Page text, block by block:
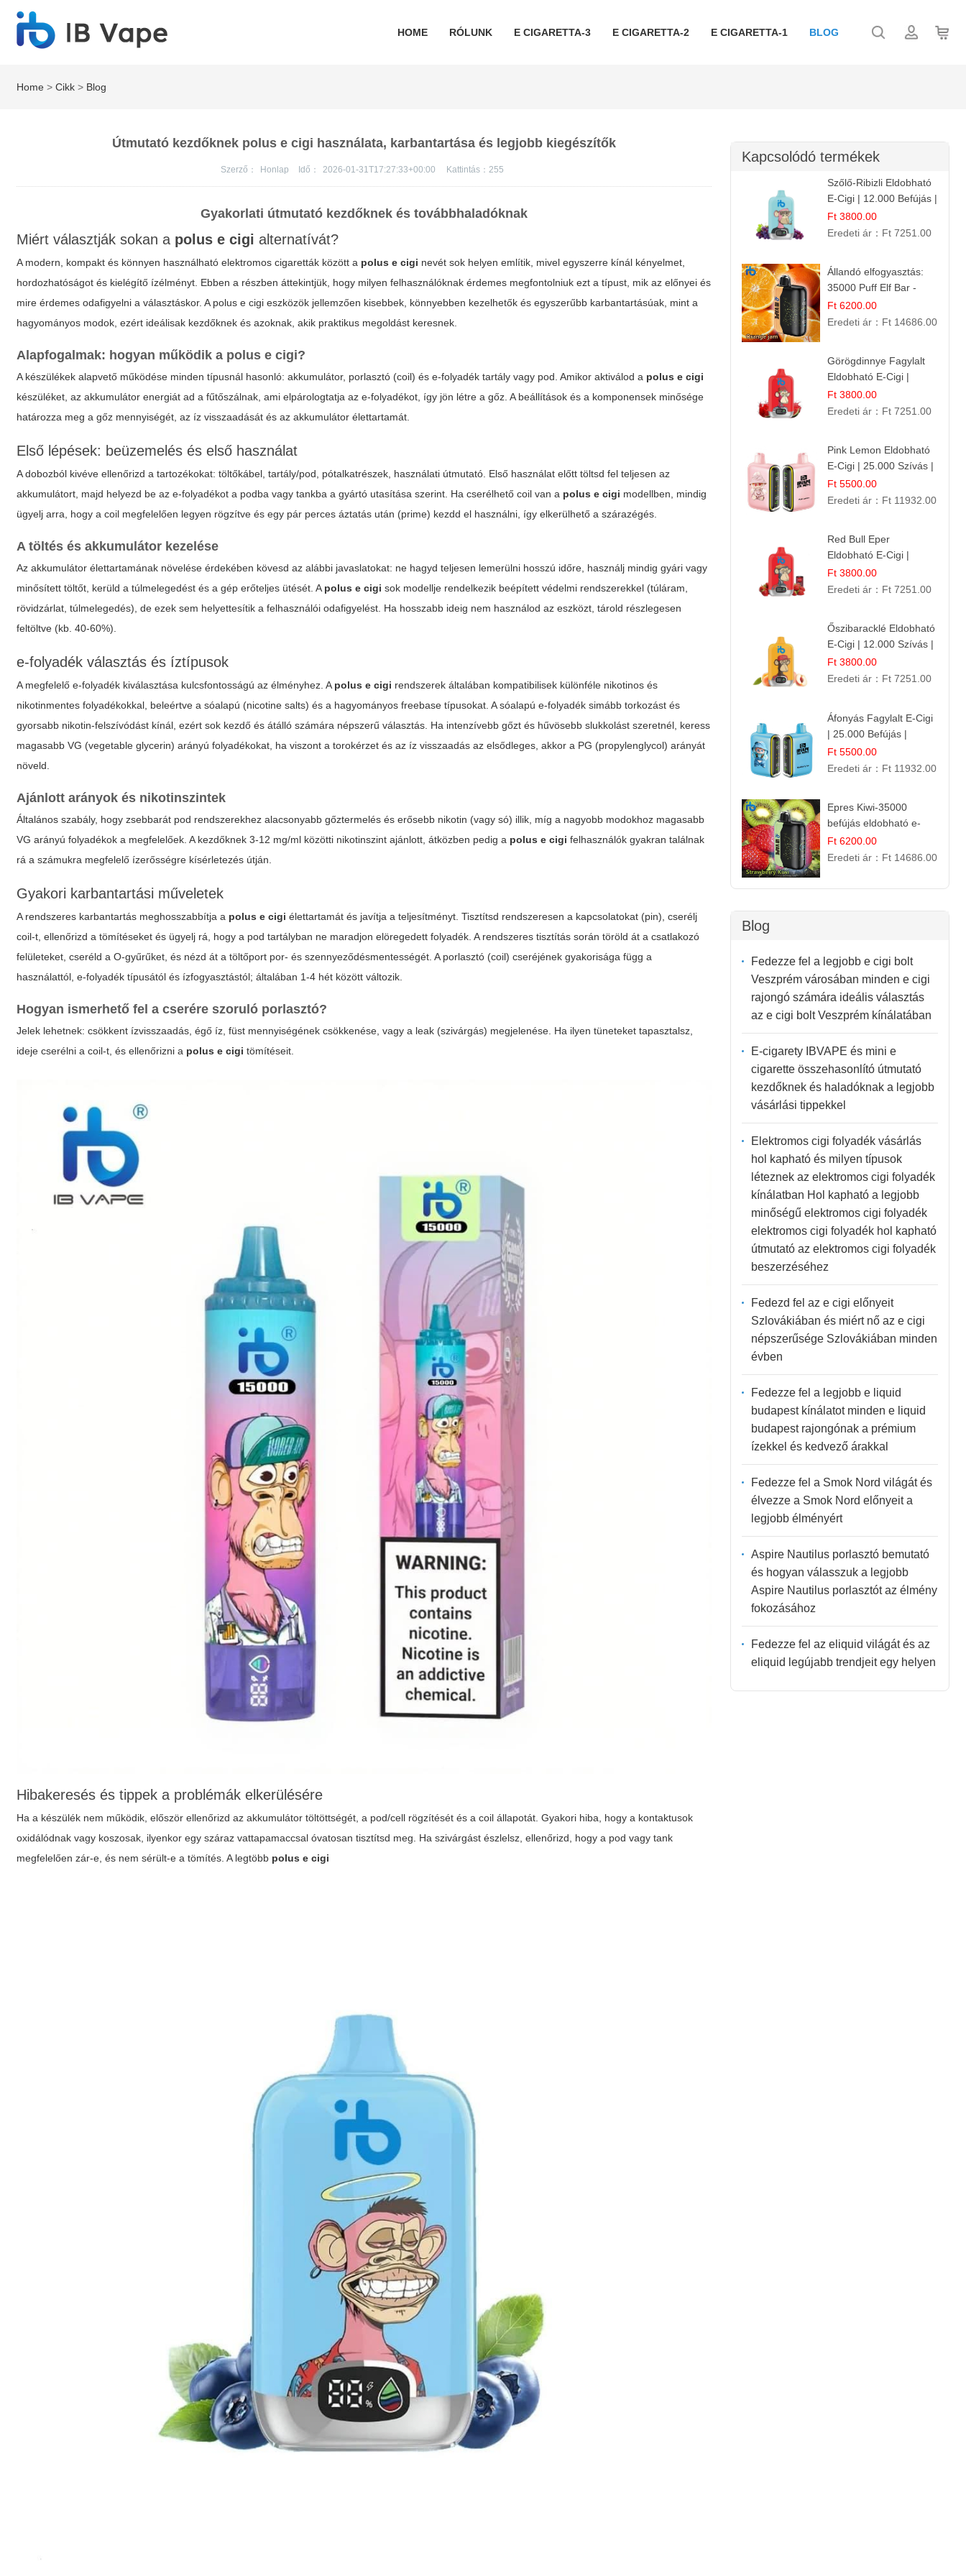
HOME RÓLUNK E CIGARETTA-3 E CIGARETTA-2 E CIGARETTA-1 BLOG
Home >Cikk > Blog
Útmutató kezdőknek polus e cigi használata, karbantartása és legjobb kiegészítők
Szerző： Honlap Idő： 2026-01-31T17:27:33+00:00 Kattintás：255
Gyakorlati útmutató kezdőknek és továbbhaladóknak
Miért választják sokan a polus e cigi alternatívát?
A modern, kompakt és könnyen használható elektromos cigaretták között a polus e cigi nevét sok helyen említik, mivel egyszerre kínál kényelmet,
hordozhatóságot és kielégítő ízélményt. Ebben a részben áttekintjük, hogy milyen felhasználóknak érdemes megfontolniuk ezt a típust, mik az előnyei és
mire érdemes odafigyelni a választáskor. A polus e cigi eszközök jellemzően kisebbek, könnyebben kezelhetők és egyszerűbb karbantartásúak, mint a
hagyományos modok, ezért ideálisak kezdőknek és azoknak, akik praktikus megoldást keresnek.
Alapfogalmak: hogyan működik a polus e cigi?
A készülékek alapvető működése minden típusnál hasonló: akkumulátor, porlasztó (coil) és e-folyadék tartály vagy pod. Amikor aktiválod a polus e cigi
készüléket, az akkumulátor energiát ad a fűtőszálnak, ami elpárologtatja az e-folyadékot, így jön létre a gőz. A beállítások és a komponensek minősége
határozza meg a gőz mennyiségét, az íz visszaadását és az akkumulátor élettartamát.
Első lépések: beüzemelés és első használat
A dobozból kivéve ellenőrizd a tartozékokat: töltőkábel, tartály/pod, pótalkatrészek, használati útmutató. Első használat előtt töltsd fel teljesen az
akkumulátort, majd helyezd be az e-folyadékot a podba vagy tankba a gyártó utasítása szerint. Ha cserélhető coil van a polus e cigi modellben, mindig
ügyelj arra, hogy a coil megfelelően legyen rögzítve és egy pár perces áztatás után (prime) kezdd el használni, így elkerülhető a szárazégés.
A töltés és akkumulátor kezelése
Az akkumulátor élettartamának növelése érdekében kövesd az alábbi javaslatokat: ne hagyd teljesen lemerülni hosszú időre, használj mindig gyári vagy
minősített töltőt, kerüld a túlmelegedést és a gép erőteljes ütését. A polus e cigi sok modellje rendelkezik beépített védelmi rendszerekkel (túláram,
rövidzárlat, túlmelegedés), de ezek sem helyettesítik a felhasználói odafigyelést. Ha hosszabb ideig nem használod az eszközt, tárold részlegesen
feltöltve (kb. 40-60%).
e-folyadék választás és íztípusok
A megfelelő e-folyadék kiválasztása kulcsfontosságú az élményhez. A polus e cigi rendszerek általában kompatibilisek különféle nikotinos és
nikotinmentes folyadékokkal, beleértve a sóalapú (nicotine salts) és a hagyományos freebase típusokat. A sóalapú e-folyadék simább torkozást és
gyorsabb nikotin-felszívódást kínál, ezért sok kezdő és átálló számára népszerű választás. Ha intenzívebb gőzt és hűvösebb slukkolást szeretnél, keress
magasabb VG (vegetable glycerin) arányú folyadékokat, ha viszont a torokérzet és az íz visszaadás az elsődleges, akkor a PG (propylenglycol) arányát
növeld.
Ajánlott arányok és nikotinszintek
Általános szabály, hogy zsebbarát pod rendszerekhez alacsonyabb gőztermelés és erősebb nikotin (vagy só) illik, míg a nagyobb modokhoz magasabb
VG arányú folyadékok a megfelelőek. A kezdőknek 3-12 mg/ml közötti nikotinszint ajánlott, átközben pedig a polus e cigi felhasználók gyakran találnak
rá a számukra megfelelő ízerősségre kísérletezés útján.
Gyakori karbantartási műveletek
A rendszeres karbantartás meghosszabbítja a polus e cigi élettartamát és javítja a teljesítményt. Tisztítsd rendszeresen a kapcsolatokat (pin), cserélj
coil-t, ellenőrizd a tömítéseket és ügyelj rá, hogy a pod tartályban ne maradjon elöregedett folyadék. A rendszeres tisztítás során töröld át a csatlakozó
felületeket, cseréld a O-gyűrűket, és nézd át a töltőport por- és szennyeződésmentességét. A porlasztó (coil) cseréjének gyakorisága függ a
használattól, e-folyadék típusától és ízfogyasztástól; általában 1-4 hét között változik.
Hogyan ismerhető fel a cserére szoruló porlasztó?
Jelek lehetnek: csökkent ízvisszaadás, égő íz, füst mennyiségének csökkenése, vagy a leak (szivárgás) megjelenése. Ha ilyen tüneteket tapasztalsz,
ideje cserélni a coil-t, és ellenőrizni a polus e cigi tömítéseit.
Hibakeresés és tippek a problémák elkerülésére
Ha a készülék nem működik, először ellenőrizd az akkumulátor töltöttségét, a pod/cell rögzítését és a coil állapotát. Gyakori hiba, hogy a kontaktusok
oxidálódnak vagy koszosak, ilyenkor egy száraz vattapamaccsal óvatosan tisztítsd meg. Ha szivárgást észlelsz, ellenőrizd, hogy a pod vagy tank
megfelelően zár-e, és nem sérült-e a tömítés. A legtöbb polus e cigi
Kapcsolódó termékek
Szőlő-Ribizli Eldobható
E-Cigi | 12.000 Befújás |
Friss Gyümölcs Íz
Ft 3800.00
Eredeti ár： Ft 7251.00
Állandó elfogyasztás:
35000 Puff Elf Bar -
Narancslekvár íz
Ft 6200.00
Eredeti ár： Ft 14686.00
Görögdinnye Fagylalt
Eldobható E-Cigi |
12.000 Szívás | Édes
Vízidín Íz
Ft 3800.00
Eredeti ár： Ft 7251.00
Pink Lemon Eldobható
E-Cigi | 25.000 Szívás |
Rózsaszín Citrom Íz
Ft 5500.00
Eredeti ár： Ft 11932.00
Red Bull Eper
Eldobható E-Cigi |
Energiaital Íz | Készülék
Használat
Ft 3800.00
Eredeti ár： Ft 7251.00
Őszibaracklé Eldobható
E-Cigi | 12.000 Szívás |
Frissítő Barack Íz
Ft 3800.00
Eredeti ár： Ft 7251.00
Áfonyás Fagylalt E-Cigi
| 25.000 Befújás |
Eldobható E-Cigaretta
Ft 5500.00
Eredeti ár： Ft 11932.00
Epres Kiwi-35000
befújás eldobható e-
cigaretta
Ft 6200.00
Eredeti ár： Ft 14686.00
Blog
Fedezze fel a legjobb e cigi bolt
Veszprém városában minden e cigi
rajongó számára ideális választás
az e cigi bolt Veszprém kínálatában
E-cigarety IBVAPE és mini e
cigarette összehasonlító útmutató
kezdőknek és haladóknak a legjobb
vásárlási tippekkel
Elektromos cigi folyadék vásárlás
hol kapható és milyen típusok
léteznek az elektromos cigi folyadék
kínálatban Hol kapható a legjobb
minőségű elektromos cigi folyadék
elektromos cigi folyadék hol kapható
útmutató az elektromos cigi folyadék
beszerzéséhez
Fedezd fel az e cigi előnyeit
Szlovákiában és miért nő az e cigi
népszerűsége Szlovákiában minden
évben
Fedezze fel a legjobb e liquid
budapest kínálatot minden e liquid
budapest rajongónak a prémium
ízekkel és kedvező árakkal
Fedezze fel a Smok Nord világát és
élvezze a Smok Nord előnyeit a
legjobb élményért
Aspire Nautilus porlasztó bemutató
és hogyan válasszuk a legjobb
Aspire Nautilus porlasztót az élmény
fokozásához
Fedezze fel az eliquid világát és az
eliquid legújabb trendjeit egy helyen